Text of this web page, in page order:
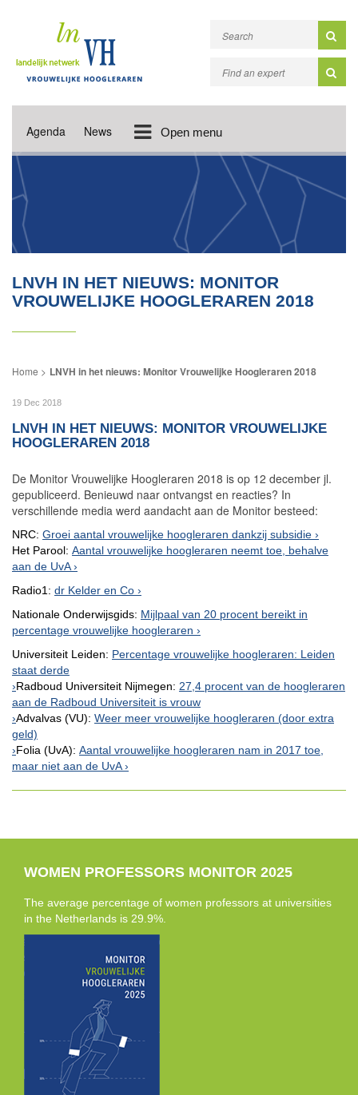
Agenda News Open menu
LNVH IN HET NIEUWS: MONITOR
VROUWELIJKE HOOGLERAREN 2018
LNVH in het nieuws: Monitor Vrouwelijke Hoogleraren 2018
19 Dec 2018
LNVH IN HET NIEUWS: MONITOR VROUWELIJKE
HOOGLERAREN 2018
De Monitor Vrouwelijke Hoogleraren 2018 is op 12 december jl.
gepubliceerd. Benieuwd naar ontvangst en reacties? In
verschillende media werd aandacht aan de Monitor besteed:
NRC: Groei aantal vrouwelijke hoogleraren dankzij subsidie
Het Parool: Aantal vrouwelijke hoogleraren neemt toe, behalve
aan de UvA
Radio1: dr Kelder en Co
Nationale Onderwijsgids: Mijlpaal van 20 procent bereikt in
percentage vrouwelijke hoogleraren
Universiteit Leiden: Percentage vrouwelijke hoogleraren: Leiden
staat derde
Radboud Universiteit Nijmegen: 27,4 procent van de hoogleraren
aan de Radboud Universiteit is vrouw
Advalvas (VU): Weer meer vrouwelijke hoogleraren (door extra
geld)
Folia (UvA): Aantal vrouwelijke hoogleraren nam in 2017 toe,
maar niet aan de UvA
WOMEN PROFESSORS MONITOR 2025
The average percentage of women professors at universities
in the Netherlands is 29.9%.